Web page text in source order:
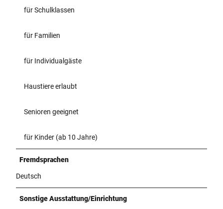
für Schulklassen
für Familien
für Individualgäste
Haustiere erlaubt
Senioren geeignet
für Kinder (ab 10 Jahre)
Fremdsprachen
Deutsch
Sonstige Ausstattung/Einrichtung